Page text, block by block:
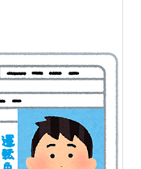
明してくれて、そ